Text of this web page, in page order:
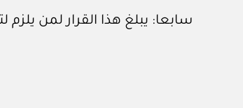
سابعا: يبلغ هذا القرار لمن